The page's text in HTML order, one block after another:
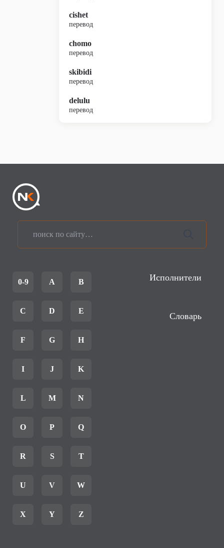
cishet
перевод
chomo
перевод
skibidi
перевод
delulu
перевод
0-9 A B
C D E
F G H
I J K
L M N
O P Q
R S T
U V W
X Y Z
Исполнители
Словарь